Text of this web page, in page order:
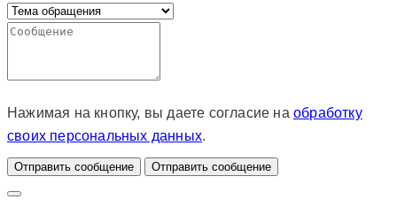
Нажимая на кнопку, вы даете согласие наобработку
своих персональных данных.
Отправить сообщение Отправить сообщение